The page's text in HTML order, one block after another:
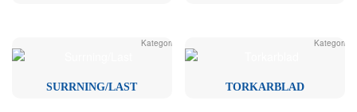
Kategori
SURRNING/LAST
Kategori
TORKARBLAD